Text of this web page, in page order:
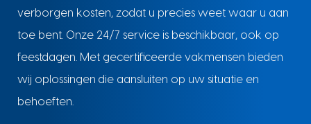
verborgen kosten, zodat u precies weet waar u aan
toe bent. Onze 24/7 service is beschikbaar, ook op
feestdagen. Met gecertificeerde vakmensen bieden
wij oplossingen die aansluiten op uw situatie en
behoeften.